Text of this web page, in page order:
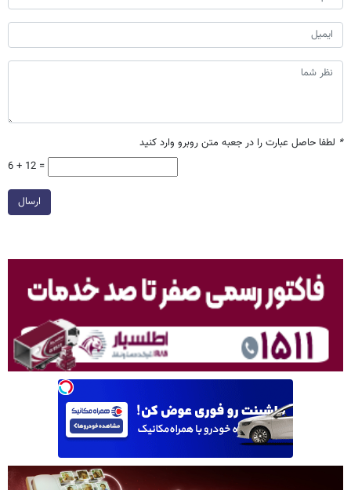
* لطفا حاصل عبارت را در جعبه متن روبرو وارد کنید
6 + 12 =
ارسال